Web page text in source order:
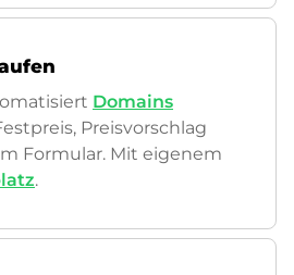
Domains
Preisvorschlag
Formular. Mit eigenem
.